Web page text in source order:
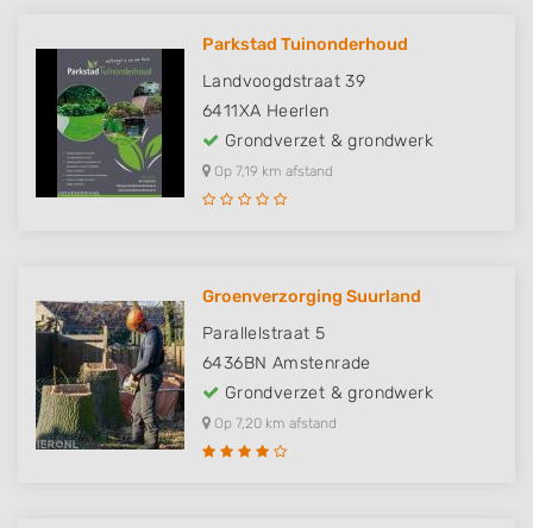
Parkstad Tuinonderhoud
Landvoogdstraat 39
6411XA Heerlen
Grondverzet & grondwerk
Op 7,19 km afstand
Groenverzorging Suurland
Parallelstraat 5
6436BN Amstenrade
Grondverzet & grondwerk
Op 7,20 km afstand